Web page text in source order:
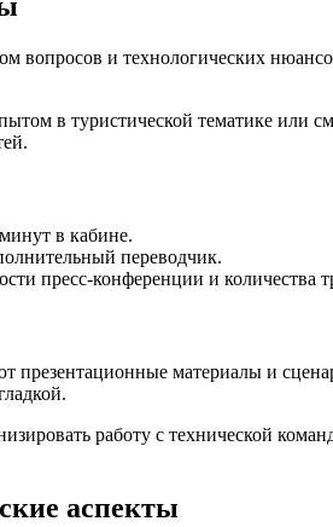
вопросов и технологических
в туристической тематике или
в кабине.
переводчик.
пресс-конференции и количества
презентационные материалы и
работу с технической
аспекты